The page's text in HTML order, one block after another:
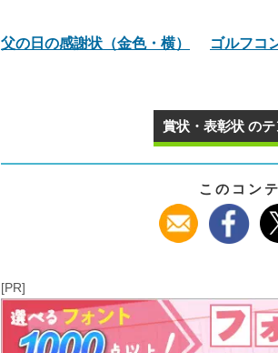
父の日の感謝状（金色・横） ゴルフコ
賞状・表彰状 の
このコン
[PR]